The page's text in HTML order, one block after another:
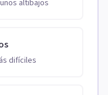
altibajos
difíciles